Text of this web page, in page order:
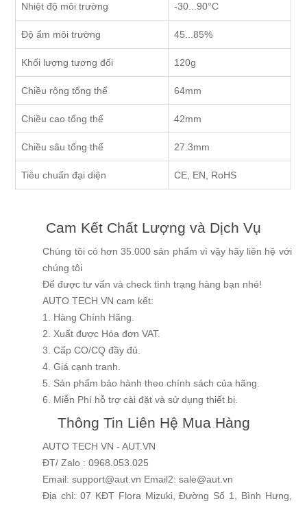
Nhiệt độ môi trường -30...90°C
Độ ẩm môi trường 45...85%
Khối lượng tương đối 120g
Chiều rộng tổng thể 64mm
Chiều cao tổng thể 42mm
Chiều sâu tổng thể 27.3mm
Tiêu chuẩn đại diện CE, EN, RoHS
Cam Kết Chất Lượng và Dịch Vụ
Chúng tôi có hơn 35.000 sản phẩm vì vậy hãy liên hệ với
chúng tôi
Để được tư vấn và check tình trạng hàng bạn nhé!
AUTO TECH VN cam kết:
1. Hàng Chính Hãng.
2. Xuất được Hóa đơn VAT.
3. Cấp CO/CQ đầy đủ.
4. Giá cạnh tranh.
5. Sản phẩm bảo hành theo chính sách của hãng.
6. Miễn Phí hỗ trợ cài đặt và sử dụng thiết bị.
Thông Tin Liên Hệ Mua Hàng
AUTO TECH VN - AUT.VN
ĐT/ Zalo : 0968.053.025
Email: support@aut.vn Email2: sale@aut.vn
Địa chỉ: 07 KĐT Flora Mizuki, Đường Số 1, Bình Hưng,